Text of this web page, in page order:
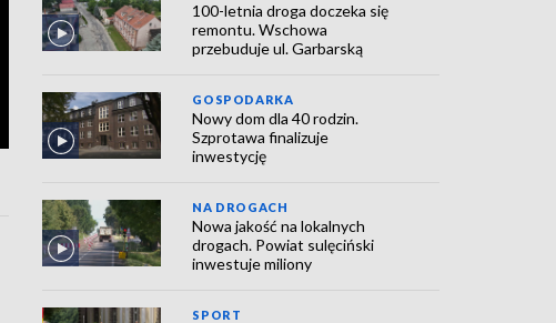
100-letnia droga doczeka się
remontu. Wschowa
przebuduje ul. Garbarską
GOSPODARKA
Nowy dom dla 40 rodzin.
Szprotawa finalizuje
inwestycję
NA DROGACH
Nowa jakość na lokalnych
drogach. Powiat sulęciński
inwestuje miliony
SPORT